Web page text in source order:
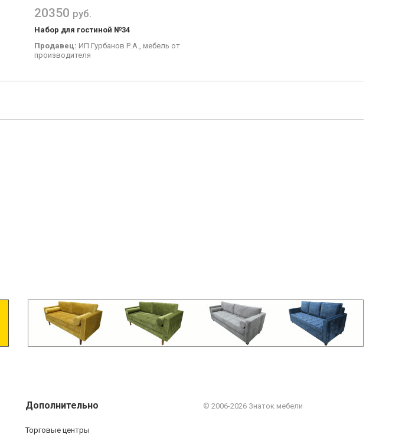
20350 руб.
Набор для гостиной №34
Продавец: ИП Гурбанов Р.А., мебель от
производителя
Дополнительно
Торговые центры
© 2006-2026 Знаток мебели